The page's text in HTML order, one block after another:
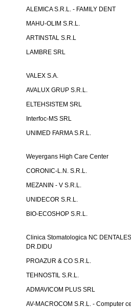
ALEMICA S.R.L. - FAMILY DENT
MAHU-OLIM S.R.L.
ARTINSTAL S.R.L
LAMBRE SRL
VALEX S.A.
AVALUX GRUP S.R.L.
ELTEHSISTEM SRL
Interfoc-MS SRL
UNIMED FARMA S.R.L.
Weyergans High Care Center
CORONIC-L.N. S.R.L.
MEZANIN - V S.R.L.
UNIDECOR S.R.L.
BIO-ECOSHOP S.R.L.
Clinica Stomatologica NC DENTALES
DR.DIDU
PROAZUR & CO S.R.L.
TEHNOSTIL S.R.L.
ADMAVICOM PLUS SRL
AV-MACROCOM S.R.L. - Computer